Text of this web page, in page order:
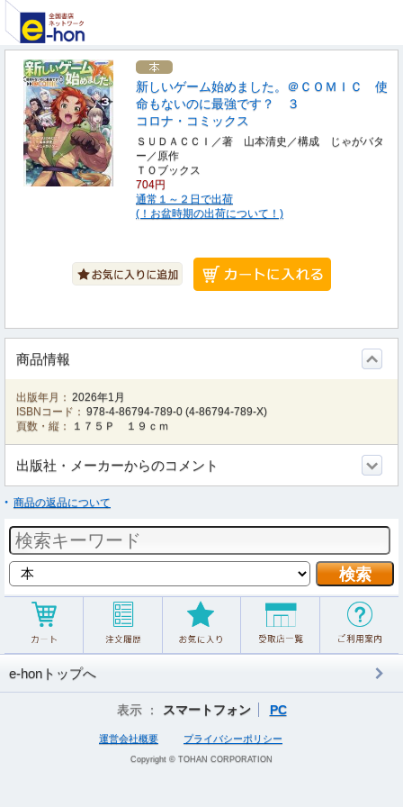
新しいゲーム始めました。＠ＣＯＭＩＣ 使
命もないのに最強です？ ３
コロナ・コミックス
ＳＵＤＡＣＣＩ／著 山本清史／構成 じゃがバタ
ー／原作
ＴＯブックス
704円
通常１～２日で出荷
(！お盆時期の出荷について！)
商品情報
出版年月： 2026年1月
ISBNコード： 978-4-86794-789-0 (4-86794-789-X)
頁数・縦：
１７５Ｐ １９ｃｍ
出版社・メーカーからのコメント
商品の返品について
e-honトップへ
表示 ： スマートフォン PC
運営会社概要 プライバシーポリシー
Copyright © TOHAN CORPORATION